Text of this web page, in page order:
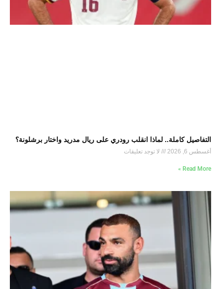
التفاصيل كاملة.. لماذا انقلب رودري على ريال مدريد واختار برشلونة؟
أغسطس 6, 2026 لا توجد تعليقات
Read More »